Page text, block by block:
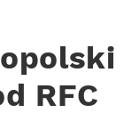
RFC